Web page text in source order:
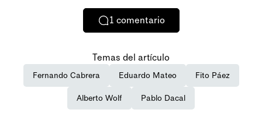
1 comentario
Temas del artículo
Fernando Cabrera Eduardo Mateo Fito Páez
Alberto Wolf Pablo Dacal